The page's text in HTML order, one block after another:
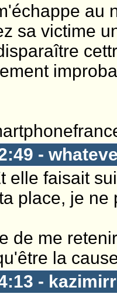
au
sa victime
-
elle faisait
place, je ne
de me
la
- kazimirr